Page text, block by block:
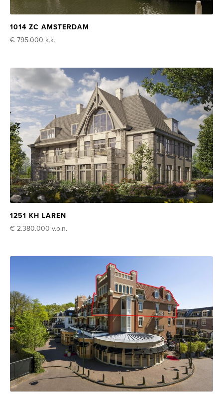
1014 ZC AMSTERDAM
€ 795.000 k.k.
1251 KH LAREN
€ 2.380.000 v.o.n.